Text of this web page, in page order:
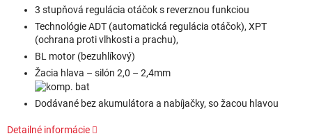
3 stupňová regulácia otáčok s reverznou funkciou
Technológie ADT (automatická regulácia otáčok), XPT
(ochrana proti vlhkosti a prachu),
BL motor (bezuhlíkový)
Žacia hlava – silón 2,0 – 2,4mm
Dodávané bez akumulátora a nabíjačky, so žacou hlavou
Detailné informácie